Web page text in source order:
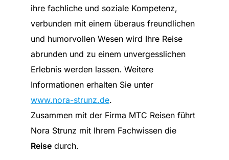
ihre fachliche und soziale Kompetenz,
verbunden mit einem überaus freundlichen
und humorvollen Wesen wird Ihre Reise
abrunden und zu einem unvergesslichen
Erlebnis werden lassen. Weitere
Informationen erhalten Sie unter
www.nora-strunz.de.
Zusammen mit der Firma MTC Reisen führt
Nora Strunz mit Ihrem Fachwissen die
Reise durch.